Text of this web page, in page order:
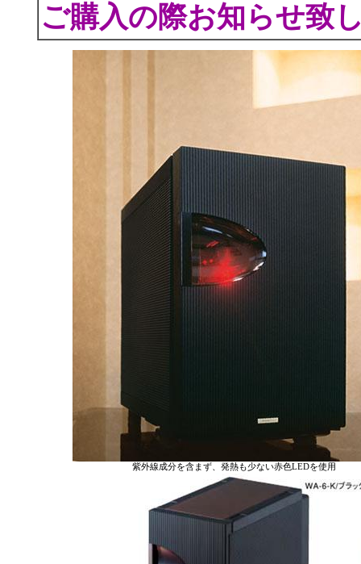
ご購入の際お知らせ致
紫外線成分を含まず、発熱も少ない赤色LEDを使用